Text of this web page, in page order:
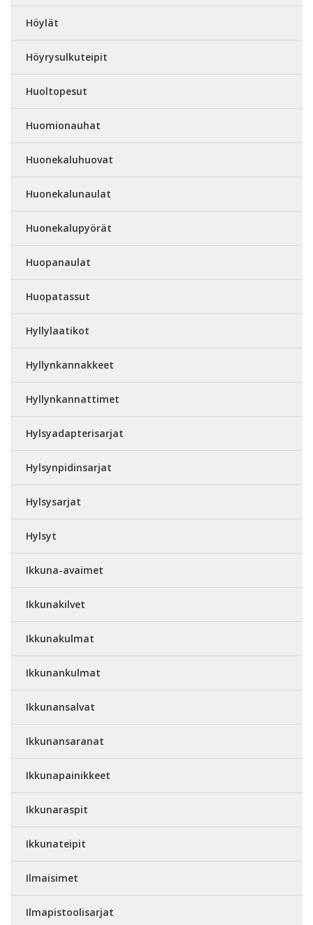
Höylät
Höyrysulkuteipit
Huoltopesut
Huomionauhat
Huonekaluhuovat
Huonekalunaulat
Huonekalupyörät
Huopanaulat
Huopatassut
Hyllylaatikot
Hyllynkannakkeet
Hyllynkannattimet
Hylsyadapterisarjat
Hylsynpidinsarjat
Hylsysarjat
Hylsyt
Ikkuna-avaimet
Ikkunakilvet
Ikkunakulmat
Ikkunankulmat
Ikkunansalvat
Ikkunansaranat
Ikkunapainikkeet
Ikkunaraspit
Ikkunateipit
Ilmaisimet
Ilmapistoolisarjat